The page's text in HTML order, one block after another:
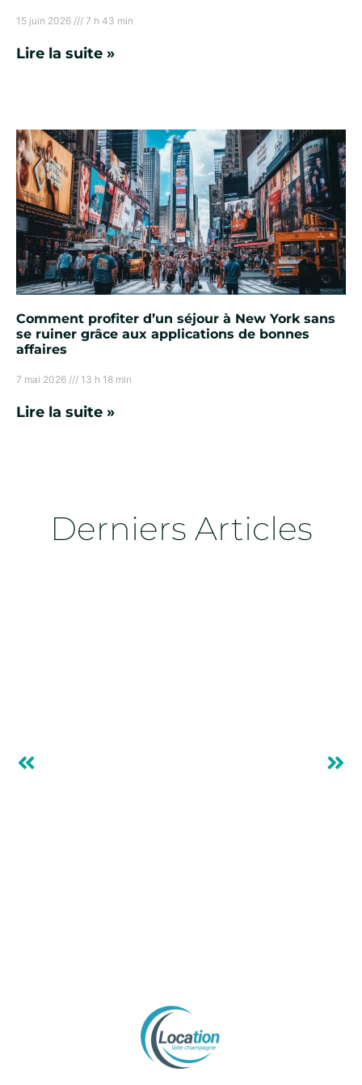
15 juin 2026 7 h 43 min
Lire la suite »
Comment profiter d’un séjour à New York sans
se ruiner grâce aux applications de bonnes
affaires
7 mai 2026 13 h 18 min
Lire la suite »
Derniers Articles